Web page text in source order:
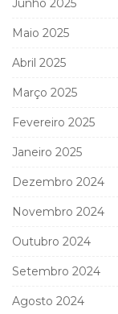
Junho 2025
Maio 2025
Abril 2025
Março 2025
Fevereiro 2025
Janeiro 2025
Dezembro 2024
Novembro 2024
Outubro 2024
Setembro 2024
Agosto 2024